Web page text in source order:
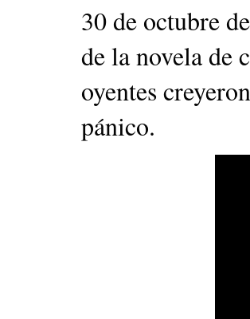
30 de octubre
de la novela
oyentes
pánico.